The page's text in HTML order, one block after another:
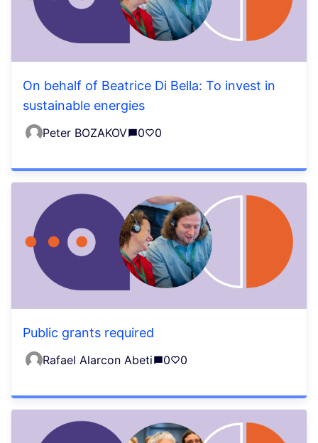
On behalf of Beatrice Di Bella: To invest in
sustainable energies
Peter BOZAKOV 0 0
Public grants required
Rafael Alarcon Abeti 0 0